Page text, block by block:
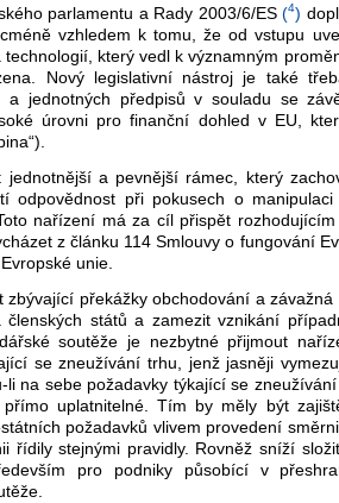
parlamentu a Rady 2003/6/ES(4)
vzhledem k tomu, že od vstupu
technologií, který vedl k významným
Nový legislativní nástroj je také
a jednotných předpisů v souladu se
úrovni pro finanční dohled v EU,
jednotnější a pevnější rámec, který
odpovědnost při pokusech o
nařízení má za cíl přispět
z článku 114 Smlouvy o fungování
unie.
zbývající překážky obchodování a
členských států a zamezit vznikání
soutěže je nezbytné přijmout
se zneužívání trhu, jenž jasněji
li na sebe požadavky týkající se
přímo uplatnitelné. Tím by měly být
požadavků vlivem provedení
řídily stejnými pravidly. Rovněž sníží
pro podniky působící v
+náhrady